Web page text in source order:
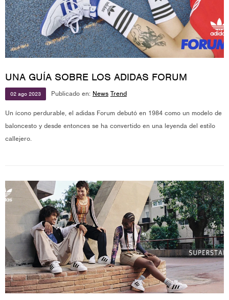
UNA GUÍA SOBRE LOS ADIDAS FORUM
02 ago 2023 Publicado en: News Trend
Un ícono perdurable, el adidas Forum debutó en 1984 como un modelo de
baloncesto y desde entonces se ha convertido en una leyenda del estilo
callejero.